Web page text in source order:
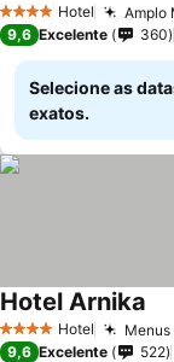
4 EstrelasHotel Amplo
9,6 Excelente 360
Selecione as
exatos.
4 EstrelasHotel Menus
Hotel Arnika
9,6 Excelente 522